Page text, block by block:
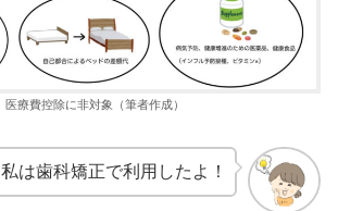
医療費控除に非対象（筆者作成）
私は歯科矯正で利用したよ！